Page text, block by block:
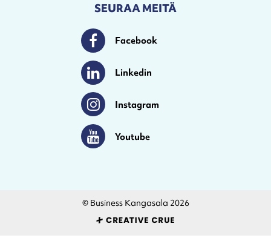
SEURAA MEITÄ
FacebookFacebook
LinkedinLinkedin
InstagramInstagram
Youtube Youtube
© Business Kangasala 2026